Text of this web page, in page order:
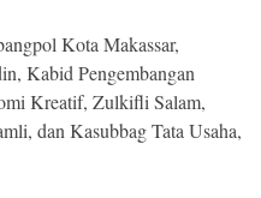
Kota Makassar,
Kabid Pengembangan
Kreatif, Zulkifli Salam,
dan Kasubbag Tata Usaha,